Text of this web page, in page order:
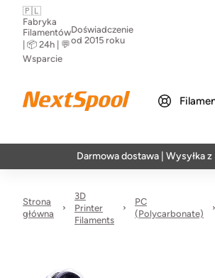
🇵🇱
Fabryka
Filamentów
| 📦 24h | 💬
Wsparcie
Doświadczenie
od 2015 roku
Darmowa dostawa | Wysyłka z Polski
Strona
główna
3D
Printer
Filaments
PC
(Polycarbonate)